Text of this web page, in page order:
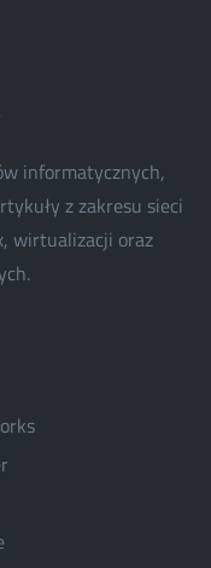
informatycznych,
z zakresu sieci
wirtualizacji oraz